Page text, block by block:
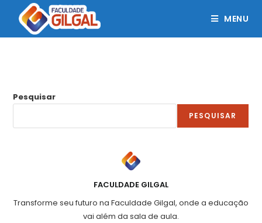
MENU
Pesquisar
PESQUISAR
FACULDADE GILGAL
Transforme seu futuro na Faculdade Gilgal, onde a educação
vai além da sala de aula.